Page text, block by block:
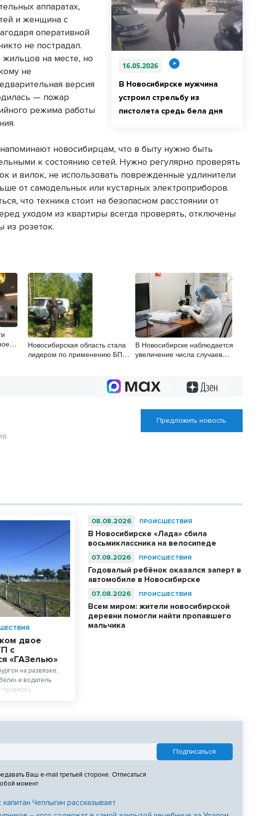
16.05.2026
В Новосибирске мужчина
устроил стрельбу из
пистолета средь бела дня
аппаратах,
и женщина с
оперативной
не пострадал.
на месте, но
не
версия
— пожар
режима работы
новосибирцам, что в быту нужно быть
к состоянию сетей. Нужно регулярно проверять
и вилок, не использовать поврежденные удлинители
от самодельных или кустарных электроприборов.
что техника стоит на безопасном расстоянии от
уходом из квартиры всегда проверять, отключены
из розеток.
Новосибирская область стала
лидером по применению БПЛА
В Новосибирске наблюдается
увеличение числа случаев
Предложить новость
двое
с
«ГАЗелью»
на развязке,
и водитель
08.08.2026 ПРОИСШЕСТВИЯ
В Новосибирске «Лада» сбила
восьмиклассника на велосипеде
07.08.2026 ПРОИСШЕСТВИЯ
Годовалый ребёнок оказался заперт в
автомобиле в Новосибирске
07.08.2026 ПРОИСШЕСТВИЯ
Всем миром: жители новосибирской
деревни помогли найти пропавшего
мальчика
Ваш e-mail третьей стороне. Отписаться
момент
капитан Чеплыгин рассказывает